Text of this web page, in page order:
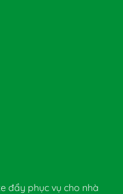
đẩy phục vụ cho nhà